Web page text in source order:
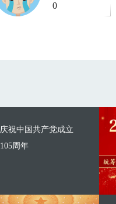
0
庆祝中国共产党成立
105周年